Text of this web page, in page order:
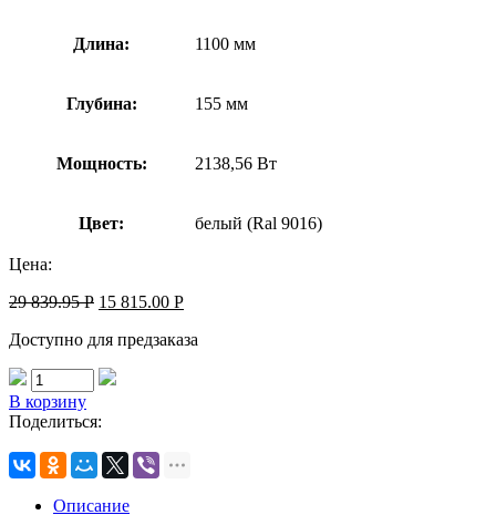
Длина: 1100 мм
Глубина: 155 мм
Мощность: 2138,56 Вт
Цвет: белый (Ral 9016)
Цена:
29 839.95Р 15 815.00 Р
Доступно для предзаказа
В корзину
Поделиться:
Описание